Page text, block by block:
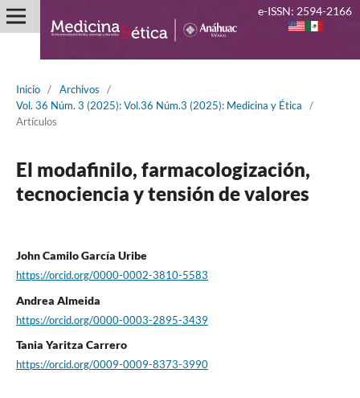
Inicio / Archivos
/
Vol. 36 Núm. 3 (2025): Vol.36 Núm.3 (2025): Medicina y Ética
/
Artículos
El modafinilo, farmacologización,
tecnociencia y tensión de valores
John Camilo García Uribe
https://orcid.org/0000-0002-3810-5583
Andrea Almeida
https://orcid.org/0000-0003-2895-3439
Tania Yaritza Carrero
https://orcid.org/0009-0009-8373-3990
e-ISSN: 2594-2166